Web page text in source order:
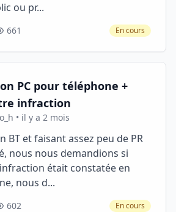
ou pr...
661 En cours
PC pour téléphone +
infraction
• il y a 2 mois
BT et faisant assez peu de PR
nous nous demandions si
était constatée en
nous d...
602 En cours